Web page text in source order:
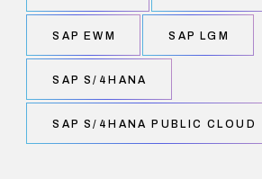
SAP EWM SAP LGM
SAP S/4HANA
SAP S/4HANA PUBLIC CLOUD